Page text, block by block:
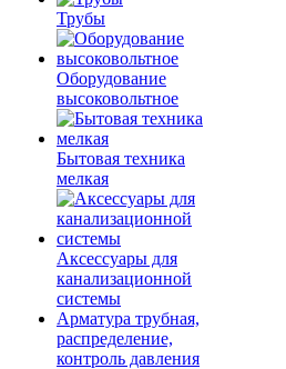
Трубы
Оборудование
высоковольтное
Бытовая техника
мелкая
Аксессуары для
канализационной
системы
Арматура трубная,
распределение,
контроль давления